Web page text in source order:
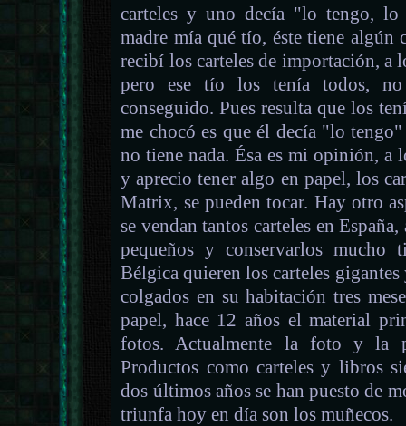
carteles y uno decía "lo tengo,
madre mía qué tío, éste tiene algún
recibí los carteles de importación, a
pero ese tío los tenía todos,
conseguido. Pues resulta que los
me chocó es que él decía "lo
no tiene nada. Ésa es mi opinión, a
y aprecio tener algo en papel, los
Matrix, se pueden tocar. Hay otro
se vendan tantos carteles en
pequeños y conservarlos mucho
Bélgica quieren los carteles
colgados en su habitación tres
papel, hace 12 años el material
fotos. Actualmente la foto y la
Productos como carteles y libros
dos últimos años se han puesto de
triunfa hoy en día son los muñecos.